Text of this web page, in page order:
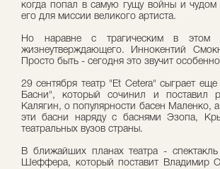
когда попал в самую гущу войны и
его для миссии великого артиста.
Но наравне с трагическим в этом
жизнеутверждающего. Иннокентий
Просто быть - сегодня это звучит
29 сентября театр "Et Cetera" сыграет
Басни", который сочинил и поставил
Калягин, о популярности басен Маленко,
эти басни наряду с баснями Эзопа,
театральных вузов страны.
В ближайших планах театра -
Шеффера, который поставит Владимир